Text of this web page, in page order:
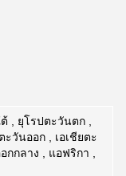
, ยุโรปตะวันตก ,
ะวันออก , เอเชียตะ
กกลาง , แอฟริกา ,